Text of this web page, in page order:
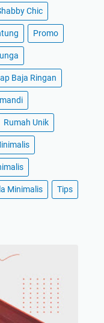
Chic
Promo
Baja Ringan
Rumah Unik
Minimalis Tips